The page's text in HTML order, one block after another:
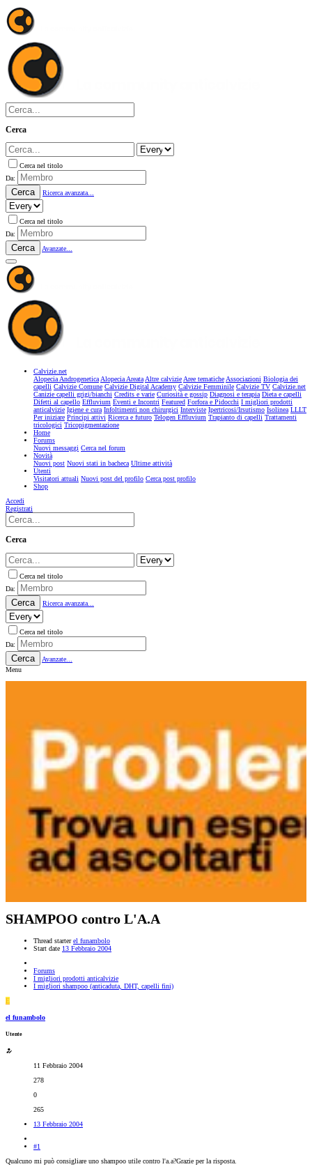
Cerca
Cerca nel titolo
Da:
Cerca Ricerca avanzata...
Cerca nel titolo
Da:
Cerca Avanzate...
Calvizie.net
Alopecia AndrogeneticaAlopecia AreataAltre calvizieAree tematicheAssociazioni Biologia dei
capelli Calvizie Comune Calvizie Digital Academy Calvizie Femminile Calvizie TV Calvizie.net
Canizie capelli grigi/bianchi Credits e varie Curiosità e gossip Diagnosi e terapia Dieta e capelli
Difetti al capello Effluvium Eventi e Incontri Featured Forfora e Pidocchi I migliori prodotti
anticalvizie Igiene e cura Infoltimenti non chirurgici Interviste Ipertricosi/Irsutismo Isolinea LLLT
Per iniziare Principi attivi Ricerca e futuro Telogen Effluvium Trapianto di capelli Trattamenti
tricologici Tricopigmentazione
Home
Forums
Nuovi messaggi Cerca nel forum
Novità
Nuovi post Nuovi stati in bacheca Ultime attività
Utenti
Visitatori attuali Nuovi post del profilo Cerca post profilo
Shop
Accedi
Registrati
Cerca
Cerca nel titolo
Da:
Cerca Ricerca avanzata...
Cerca nel titolo
Da:
Cerca
Avanzate...
Menu
SHAMPOO contro L'A.A
Thread starter el funambolo
Start date 13 Febbraio 2004
Forums
I migliori prodotti anticalvizie
I migliori shampoo (anticaduta, DHT, capelli fini)
E
el funambolo
Utente
11 Febbraio 2004
278
0
265
13 Febbraio 2004
#1
Qualcuno mi può consigliare uno shampoo utile contro l'a.a?Grazie per la risposta.